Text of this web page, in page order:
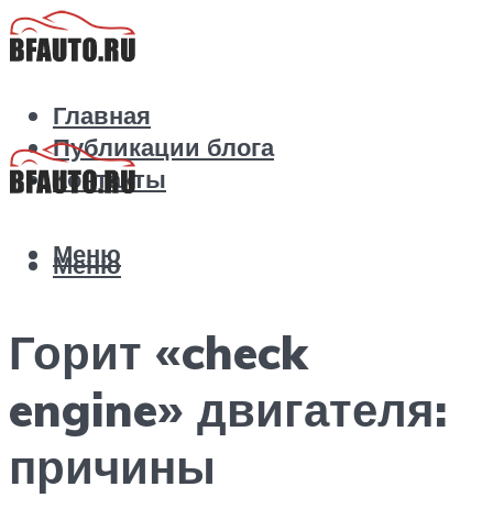
Главная
Публикации блога
Контакты
Меню
Меню
Горит «check
engine» двигателя:
причины